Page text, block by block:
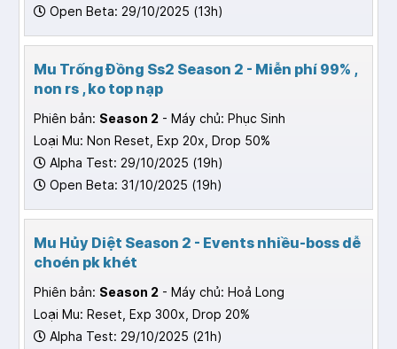
Open Beta: 29/10/2025 (13h)
Mu Trống Đồng Ss2 Season 2 - Miễn phí 99% ,
non rs , ko top nạp
Phiên bản: Season 2 - Máy chủ: Phục Sinh
Loại Mu: Non Reset, Exp 20x, Drop 50%
Alpha Test: 29/10/2025 (19h)
Open Beta: 31/10/2025 (19h)
Mu Hủy Diệt Season 2 - Events nhiều-boss dễ
choén pk khét
Phiên bản: Season 2 - Máy chủ: Hoả Long
Loại Mu: Reset, Exp 300x, Drop 20%
Alpha Test: 29/10/2025 (21h)